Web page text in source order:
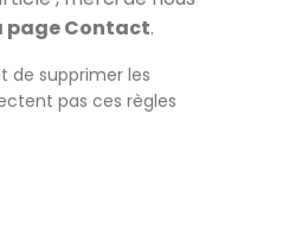
page Contact.
de supprimer les
pas ces règles